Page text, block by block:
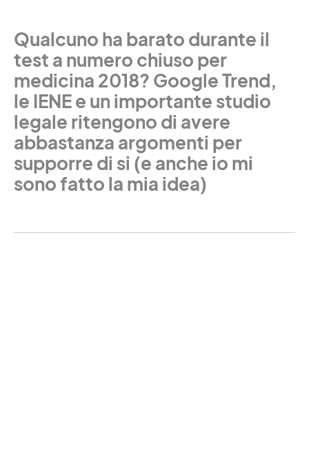
Qualcuno ha barato durante il
test a numero chiuso per
medicina 2018? Google Trend,
le IENE e un importante studio
legale ritengono di avere
abbastanza argomenti per
supporre di si (e anche io mi
sono fatto la mia idea)